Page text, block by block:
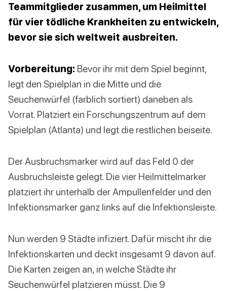
Teammitglieder zusammen, um Heilmittel
für vier tödliche Krankheiten zu entwickeln,
bevor sie sich weltweit ausbreiten.
Vorbereitung: Bevor ihr mit dem Spiel beginnt,
legt den Spielplan in die Mitte und die
Seuchenwürfel (farblich sortiert) daneben als
Vorrat. Platziert ein Forschungszentrum auf dem
Spielplan (Atlanta) und legt die restlichen beiseite.
Der Ausbruchsmarker wird auf das Feld 0 der
Ausbruchsleiste gelegt. Die vier Heilmittelmarker
platziert ihr unterhalb der Ampullenfelder und den
Infektionsmarker ganz links auf die Infektionsleiste.
Nun werden 9 Städte infiziert. Dafür mischt ihr die
Infektionskarten und deckt insgesamt 9 davon auf.
Die Karten zeigen an, in welche Städte ihr
Seuchenwürfel platzieren müsst. Die 9